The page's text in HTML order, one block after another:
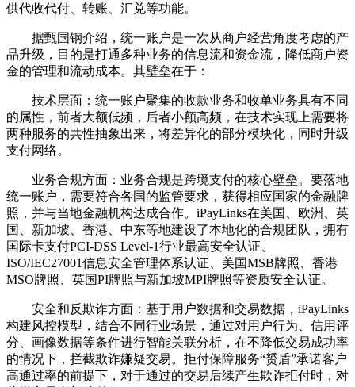
供代收代付、转账、汇兑等功能。
据甄国钢介绍，统一账户是一次从商户经营角度考虑的产
品升级，目的是打通多种业务的信息流和资金流，降低商户资
金的管理和流动成本。其壁垒在于：
技术层面：统一账户聚集的收款业务和收单业务具有不同
的属性，前者大额低频，后者小额高频，在技术实现上需要将
两种服务的共性抽象出来，将差异化的部分模块化，同时升级
支付网络。
业务合规方面：业务合规是跨境支付的核心壁垒。要落地
统一账户，需要符合各国的监管要求，获得相应国家的金融牌
照，并与当地金融机构达成合作。iPayLinks在美国、欧洲、英
国、新加坡、香港、中东等地建设了本地化的合规团队，拥有
国际卡支付PCI-DSS Level-1行业最高安全认证、
ISO/IEC27001信息安全管理体系认证、美国MSB牌照、香港
MSO牌照、英国PI牌照与新加坡MPI牌照等资质安全认证。
安全和反欺诈方面：基于用户数据和交易数据，iPayLinks
构建风控模型，结合不同行业场景，通过对用户行为、信用评
分、画像数据等条件进行智能关联分析，在不降低交易成功率
的情况下，拦截欺诈嫌疑交易。拒付保障服务“赟盾”承诺客户
高通过率的前提下，对于通过的交易后续产生欺诈拒付时，对